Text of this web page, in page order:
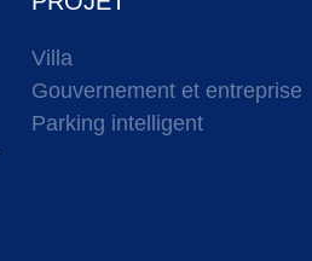
Villa
Gouvernement et entreprise
Parking intelligent